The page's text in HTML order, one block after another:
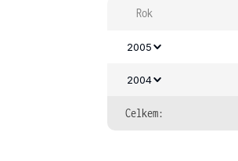
Rok
2005
2004
Celkem: